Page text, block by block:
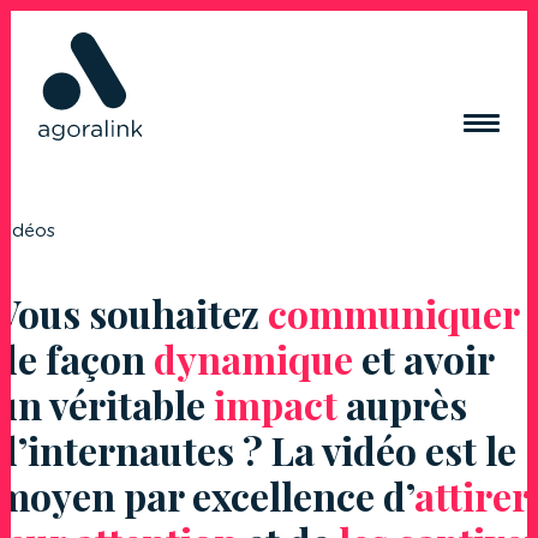
ACQUISITION DE TRAFIC
CRÉATION DE CONTENUS
RÉFÉRENCES
BLOG
CONTACT
souhaitez communiquer
façon dynamique et avoir
véritableimpactauprès
? La vidéo est le
par excellence d’attirer